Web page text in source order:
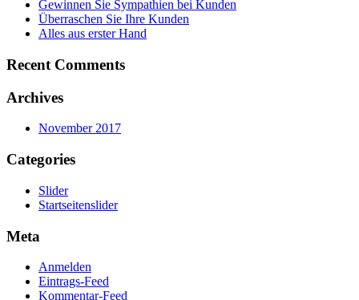
Gewinnen Sie Sympathien bei Kunden
Überraschen Sie Ihre Kunden
Alles aus erster Hand
Recent Comments
Archives
November 2017
Categories
Slider
Startseitenslider
Meta
Anmelden
Eintrags-Feed
Kommentar-Feed